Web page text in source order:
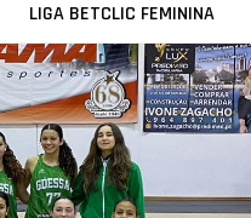
LIGA BETCLIC FEMININA